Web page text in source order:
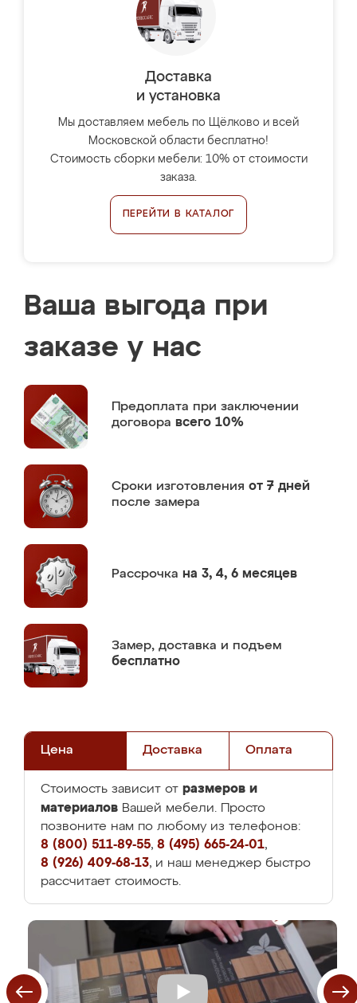
Доставка
и установка
Мы доставляем мебель по Щёлково и всей
Московской области бесплатно!
Стоимость сборки мебели: 10% от стоимости
заказа.
ПЕРЕЙТИ В КАТАЛОГ
Ваша выгода при
заказе у нас
Предоплата при заключении
договора всего 10%
Сроки изготовления от 7 дней
после замера
Рассрочка на 3, 4, 6 месяцев
Замер, доставка и подъем
бесплатно
Цена Доставка Оплата
Стоимость зависит от размеров и
материалов Вашей мебели. Просто
позвоните нам по любому из телефонов:
8 (800) 511-89-55, 8 (495) 665-24-01,
8 (926) 409-68-13, и наш менеджер быстро
рассчитает стоимость.